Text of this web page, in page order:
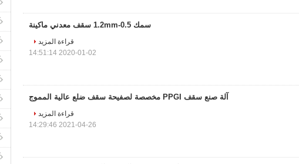
سمك 0.5-1.2mm سقف معدني ماكينة
قراءة المزيد
2020-01-02 14:51:14
آلة صنع سقف PPGI مخصصة لصفيحة سقف ضلع عالية المموج
قراءة المزيد
2021-04-26 14:29:46